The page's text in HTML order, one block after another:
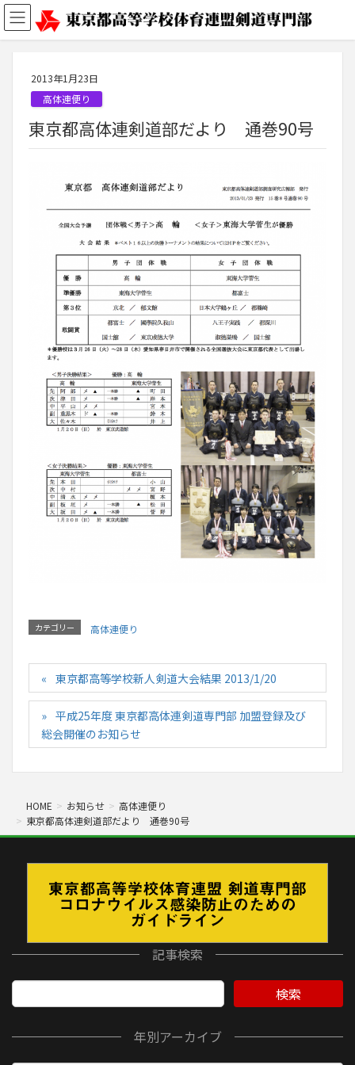
2013年1月23日
高体連便り
東京都高体連剣道部だより 通巻90号
カテゴリー 高体連便り
東京都高等学校新人剣道大会結果 2013/1/20
平成25年度 東京都高体連剣道専門部 加盟登録及び
総会開催のお知らせ
HOME お知らせ
高体連便り
東京都高体連剣道部だより 通巻90号
記事検索
検索
年別アーカイブ